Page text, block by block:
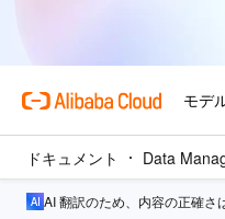
ドキュメント Data
AI 翻訳のため、内容の正確さ
課金
お知らせと更新